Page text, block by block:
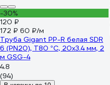
-30%
120 ₽
172 ₽ 60 ₽/м
Труба Gigant PP-R белая SDR
6 (PN20), T80 °С, 20x3.4 мм, 2
м GSG-4
4.8
(94)